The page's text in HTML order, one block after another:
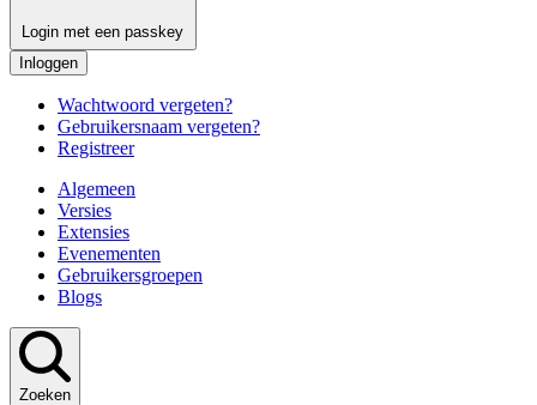
Login met een passkey
Inloggen
Wachtwoord vergeten?
Gebruikersnaam vergeten?
Registreer
Algemeen
Versies
Extensies
Evenementen
Gebruikersgroepen
Blogs
Zoeken